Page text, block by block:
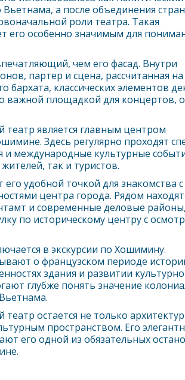
а после объединения
роли театра. Такая
его особенно значимым для
чем его фасад. Внутри
партер и сцена, рассчитанная
бархата, классических элементов
важной площадкой для концертов,
театр является главным центром
е. Здесь регулярно проходят
и международные культурные
так и туристов.
удобной точкой для знакомства с
центра города. Рядом
и современные деловые
по историческому центру с
в экскурсии по Хошимину.
о французском периоде
здания и развитии
глубже понять значение
остается не только
пространством. Его
его одной из обязательных
е.